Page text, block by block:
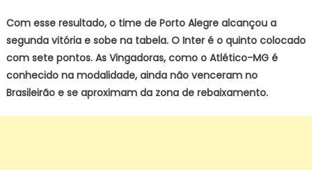
Com esse resultado, o time de Porto Alegre alcançou a
segunda vitória e sobe na tabela. O Inter é o quinto colocado
com sete pontos. As Vingadoras, como o Atlético-MG é
conhecido na modalidade, ainda não venceram no
Brasileirão e se aproximam da zona de rebaixamento.